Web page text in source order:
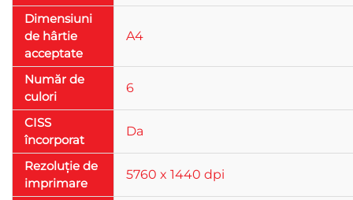
Dimensiuni
de hârtie
acceptate
A4
Număr de
culori
6
CISS
încorporat
Da
Rezoluție de
imprimare
5760 x 1440 dpi